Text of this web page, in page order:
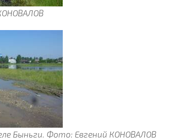
Быньги. Фото: Евгений КОНОВАЛОВ